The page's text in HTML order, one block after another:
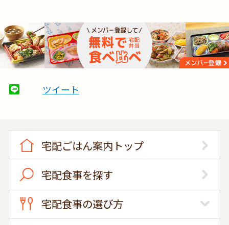
ツイート
宅配ごはん案内トップ
宅配食事を探す
宅配食事の選び方